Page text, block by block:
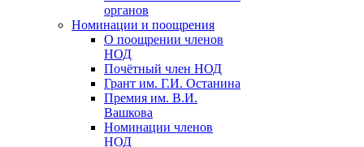
органов
Номинации и поощрения
О поощрении членов
НОД
Почётный член НОД
Грант им. Г.И. Останина
Премия им. В.И.
Вашкова
Номинации членов
НОД